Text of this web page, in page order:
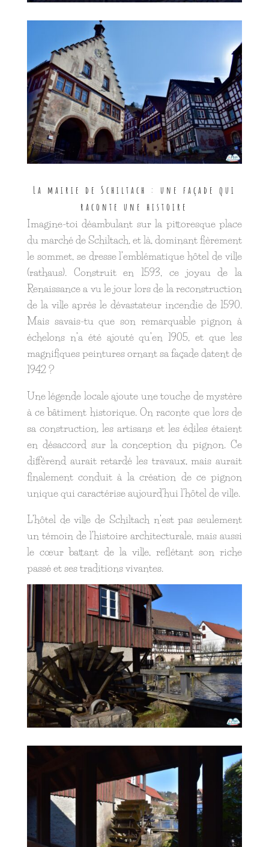
La mairie de Schiltach : une façade qui
raconte une histoire
Imagine-toi déambulant sur la pittoresque place
du marché de Schiltach, et là, dominant fièrement
le sommet, se dresse l’emblématique hôtel de ville
(rathaus). Construit en 1593, ce joyau de la
Renaissance a vu le jour lors de la reconstruction
de la ville après le dévastateur incendie de 1590.
Mais savais-tu que son remarquable pignon à
échelons n’a été ajouté qu’en 1905, et que les
magnifiques peintures ornant sa façade datent de
1942 ?
Une légende locale ajoute une touche de mystère
à ce bâtiment historique. On raconte que lors de
sa construction, les artisans et les édiles étaient
en désaccord sur la conception du pignon. Ce
différend aurait retardé les travaux, mais aurait
finalement conduit à la création de ce pignon
unique qui caractérise aujourd’hui l’hôtel de ville.
L’hôtel de ville de Schiltach n’est pas seulement
un témoin de l’histoire architecturale, mais aussi
le cœur battant de la ville, reflétant son riche
passé et ses traditions vivantes.